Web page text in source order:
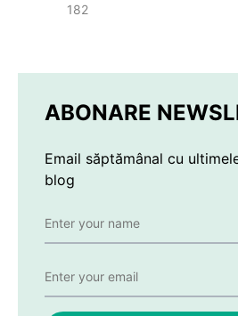
182
ABONARE
Email săptămânal cu
blog